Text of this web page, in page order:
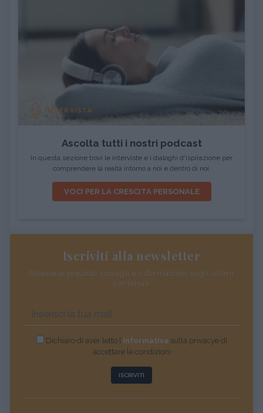
INTERVISTA
Ascolta tutti i nostri podcast
In questa sezione trovi le interviste e i dialoghi d'ispirazione per
comprendere la realtà intorno a noi e dentro di noi.
VOCI PER LA CRESCITA PERSONALE
Iscriviti alla newsletter
Riceverai preziosi consigli e informazioni sugli ultimi
contenuti
Dichiaro di aver letto l’informativa sulla privacye di
accettare le condizioni
ISCRIVITI